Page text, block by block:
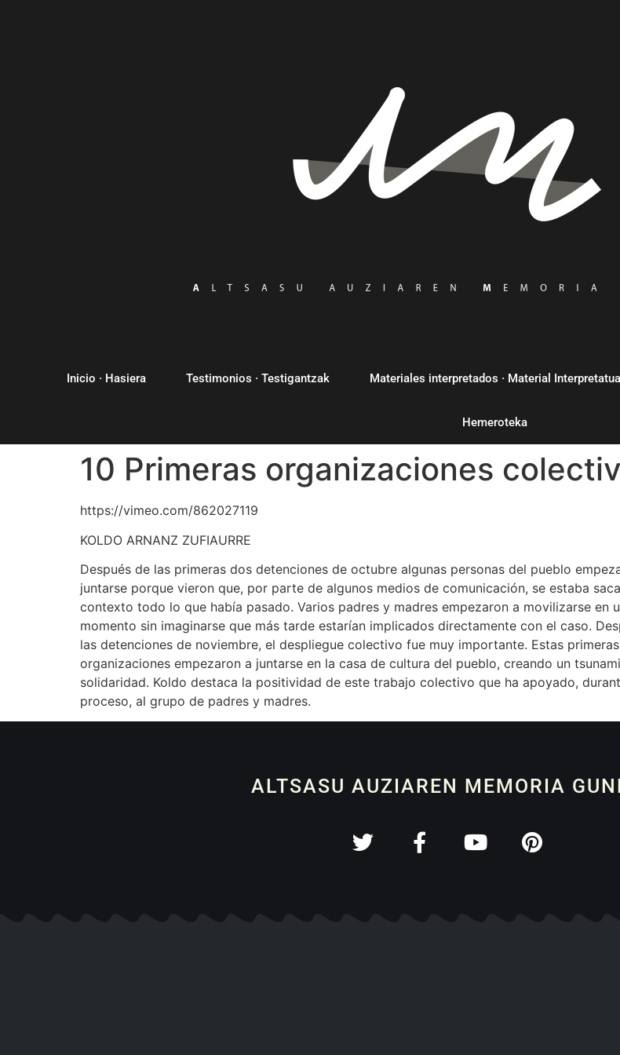
Inicio · Hasiera Testimonios · Testigantzak Materiales interpretados · Material
Hemeroteka
10 Primeras organizaciones
https://vimeo.com/862027119
KOLDO ARNANZ ZUFIAURRE
Después de las primeras dos detenciones de octubre algunas personas del pueblo
juntarse porque vieron que, por parte de algunos medios de comunicación, se estaba
contexto todo lo que había pasado. Varios padres y madres empezaron a movilizarse en
momento sin imaginarse que más tarde estarían implicados directamente con el caso.
las detenciones de noviembre, el despliegue colectivo fue muy importante. Estas primeras
organizaciones empezaron a juntarse en la casa de cultura del pueblo, creando un
solidaridad. Koldo destaca la positividad de este trabajo colectivo que ha apoyado,
proceso, al grupo de padres y madres.
ALTSASU AUZIAREN MEMORIA